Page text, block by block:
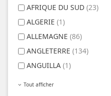
AFRIQUE DU SUD (23)
ALGERIE (1)
ALLEMAGNE (86)
ANGLETERRE (134)
ANGUILLA (1)
Tout afficher